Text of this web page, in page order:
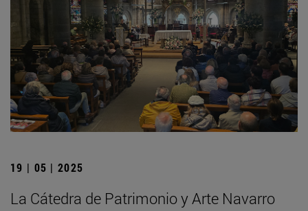
19 | 05 | 2025
La Cátedra de Patrimonio y Arte Navarro